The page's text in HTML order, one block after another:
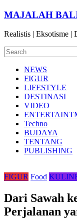
MAJALAH
Realistis | Eksotisme |
NEWS
FIGUR
LIFESTYLE
DESTINASI
VIDEO
Techno
BUDAYA
TENTANG
PUBLISHING
FIGUR Food
Dari Sawah
Perjalanan